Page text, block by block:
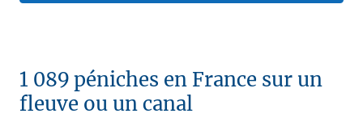
1 089 péniches en France sur un
fleuve ou un canal